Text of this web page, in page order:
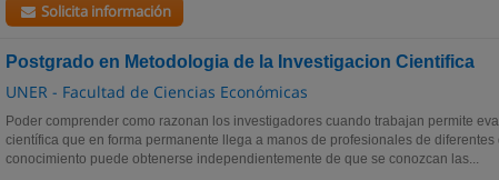
Solicita información
Postgrado en Metodologia de la Investigacion Cientifica
UNER - Facultad de Ciencias Económicas
Poder comprender como razonan los investigadores cuando trabajan permite
científica que en forma permanente llega a manos de profesionales de diferentes
conocimiento puede obtenerse independientemente de que se conozcan las...